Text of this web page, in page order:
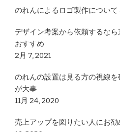
のれんによるロゴ製作について
デザイン考案から依頼するな
おすすめ
2月 7, 2021
のれんの設置は見る方の視線を
が大事
11月 24, 2020
売上アップを図りたい人にお勧